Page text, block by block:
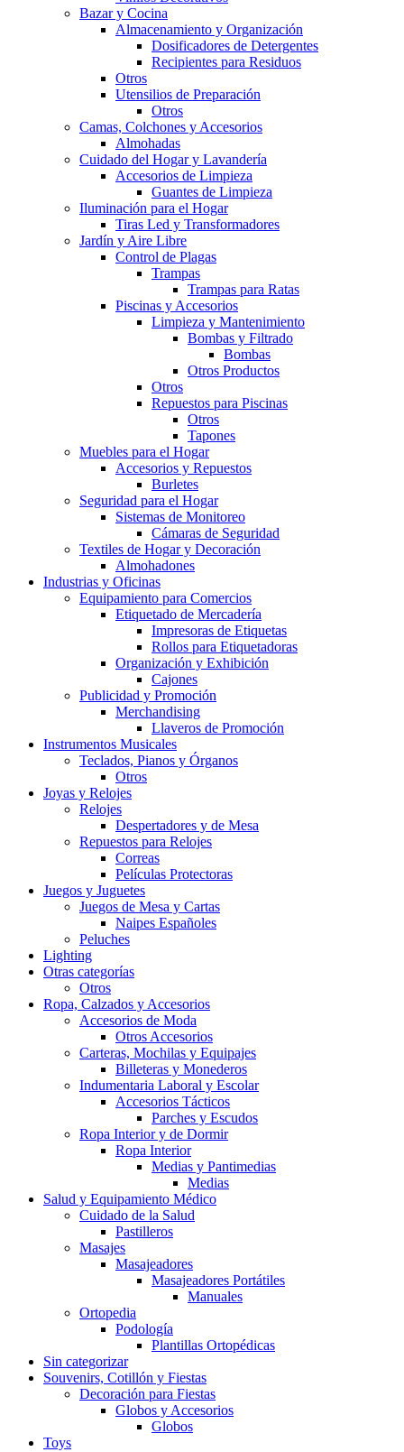
Bazar y Cocina
Almacenamiento y Organización
Dosificadores de Detergentes
Recipientes para Residuos
Otros
Utensilios de Preparación
Otros
Camas, Colchones y Accesorios
Almohadas
Cuidado del Hogar y Lavandería
Accesorios de Limpieza
Guantes de Limpieza
Iluminación para el Hogar
Tiras Led y Transformadores
Jardín y Aire Libre
Control de Plagas
Trampas
Trampas para Ratas
Piscinas y Accesorios
Limpieza y Mantenimiento
Bombas y Filtrado
Bombas
Otros Productos
Otros
Repuestos para Piscinas
Otros
Tapones
Muebles para el Hogar
Accesorios y Repuestos
Burletes
Seguridad para el Hogar
Sistemas de Monitoreo
Cámaras de Seguridad
Textiles de Hogar y Decoración
Almohadones
Industrias y Oficinas
Equipamiento para Comercios
Etiquetado de Mercadería
Impresoras de Etiquetas
Rollos para Etiquetadoras
Organización y Exhibición
Cajones
Publicidad y Promoción
Merchandising
Llaveros de Promoción
Instrumentos Musicales
Teclados, Pianos y Órganos
Otros
Joyas y Relojes
Relojes
Despertadores y de Mesa
Repuestos para Relojes
Correas
Películas Protectoras
Juegos y Juguetes
Juegos de Mesa y Cartas
Naipes Españoles
Peluches
Lighting
Otras categorías
Otros
Ropa, Calzados y Accesorios
Accesorios de Moda
Otros Accesorios
Carteras, Mochilas y Equipajes
Billeteras y Monederos
Indumentaria Laboral y Escolar
Accesorios Tácticos
Parches y Escudos
Ropa Interior y de Dormir
Ropa Interior
Medias y Pantimedias
Medias
Salud y Equipamiento Médico
Cuidado de la Salud
Pastilleros
Masajes
Masajeadores
Masajeadores Portátiles
Manuales
Ortopedia
Podología
Plantillas Ortopédicas
Sin categorizar
Souvenirs, Cotillón y Fiestas
Decoración para Fiestas
Globos y Accesorios
Globos
Toys